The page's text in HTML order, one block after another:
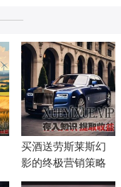
买酒送劳斯莱斯幻
影的终极营销策略